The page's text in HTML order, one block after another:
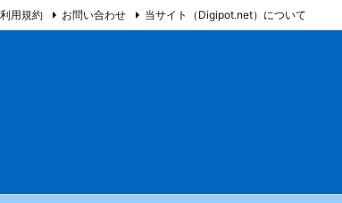
用規約 お問い合わせ 当サイト（Digipot.net）について